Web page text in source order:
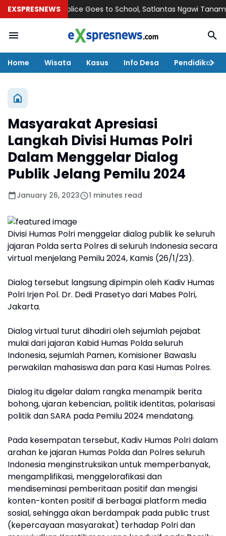
EXSPRESNEWSPolice Goes to School, Satlantas Ngawi Tanamkan
Home Wisata Kasus Info Desa Pendidikan
Masyarakat Apresiasi
Langkah Divisi Humas Polri
Dalam Menggelar Dialog
Publik Jelang Pemilu 2024
January 26, 2023 1 minutes read
Divisi Humas Polri menggelar dialog publik ke seluruh
jajaran Polda serta Polres di seluruh Indonesia secara
virtual menjelang Pemilu 2024, Kamis (26/1/23).
Dialog tersebut langsung dipimpin oleh Kadiv Humas
Polri Irjen Pol. Dr. Dedi Prasetyo dari Mabes Polri,
Jakarta.
Dialog virtual turut dihadiri oleh sejumlah pejabat
mulai dari jajaran Kabid Humas Polda seluruh
Indonesia, sejumlah Pamen, Komisioner Bawaslu
perwakilan mahasiswa dan para Kasi Humas Polres.
Dialog itu digelar dalam rangka menampik berita
bohong, ujaran kebencian, politik identitas, polarisasi
politik dan SARA pada Pemilu 2024 mendatang.
Pada kesempatan tersebut, Kadiv Humas Polri dalam
arahan ke jajaran Humas Polda dan Polres seluruh
Indonesia menginstruksikan untuk memperbanyak,
mengamplifikasi, menggelorafikasi dan
mendiseminasi pemberitaan positif dan mengisi
konten-konten positif di berbagai platform media
sosial, sehingga akan berdampak pada public trust
(kepercayaan masyarakat) terhadap Polri dan